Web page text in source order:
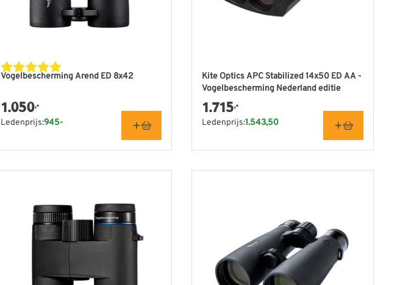
Vogelbescherming Arend ED 8x42
1.050,-
Ledenprijs:945-
Kite Optics APC Stabilized 14x50 ED AA -
Vogelbescherming Nederland editie
1.715,-
Ledenprijs:1.543,50